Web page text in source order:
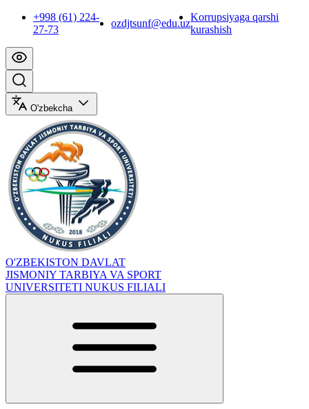
+998 (61) 224-
27-73
ozdjtsunf@edu.uz
Korrupsiyaga qarshi
kurashish
O'zbekcha
O'ZBEKISTON DAVLAT
JISMONIY TARBIYA VA SPORT
UNIVERSITETI NUKUS FILIALI